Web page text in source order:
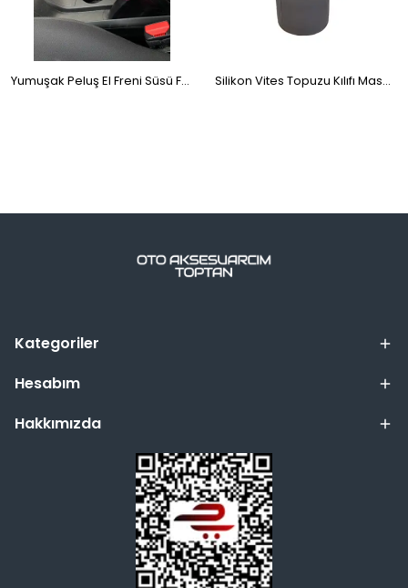
Yumuşak Peluş El Freni Süsü Fuşya Pembe Silikon Vites Topuzu Kılıfı Masajlı Yuvarlak Gri
Kategoriler
Hesabım
Hakkımızda